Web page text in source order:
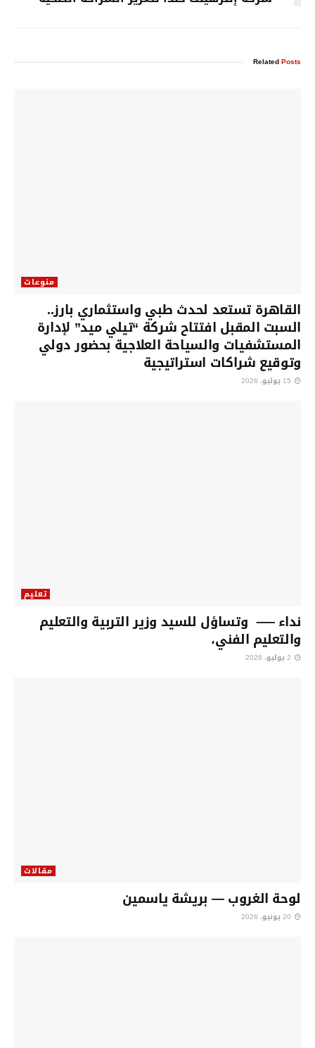
RelatedPosts
منوعات
القاهرة تستعد لحدث طبي واستثماري بارز..
السبت المقبل افتتاح شركة “تيلي ميد” لإدارة
المستشفيات والسياحة العلاجية بحضور دولي
وتوقيع شراكات استراتيجية
تعليم
نداء —– وتساؤل للسيد وزير التربية والتعليم
والتعليم الفني،
مقالات
لوحة الغروب — بريشة ياسمين